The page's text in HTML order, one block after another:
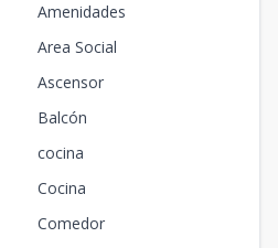
Amenidades
Area Social
Ascensor
Balcón
cocina
Cocina
Comedor